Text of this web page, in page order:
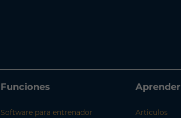
Funciones
Software para entrenador
Aprender
Articulos